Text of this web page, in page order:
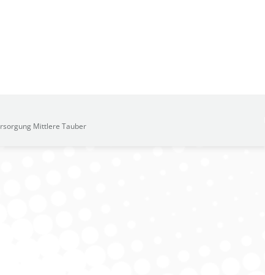
Mittlere Tauber